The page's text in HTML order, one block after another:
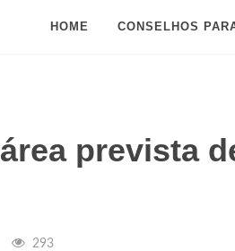
HOME CONSELHOS
prevista
293